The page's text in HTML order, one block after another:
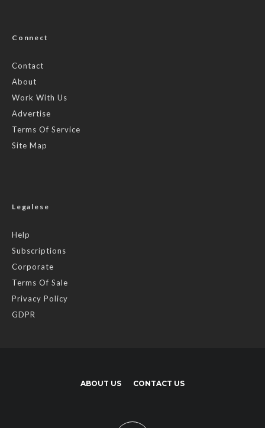
Connect
Contact
About
Work With Us
Advertise
Terms Of Service
Site Map
Legalese
Help
Subscriptions
Corporate
Terms Of Sale
Privacy Policy
GDPR
ABOUT US CONTACT US